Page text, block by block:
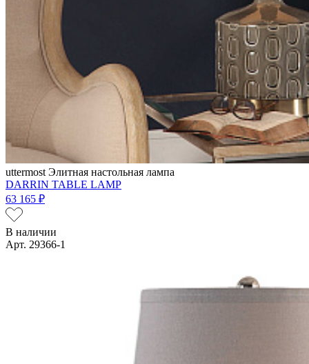
uttermost Элитная настольная лампа
DARRIN TABLE LAMP
63 165 ₽
В наличии
Арт. 29366-1